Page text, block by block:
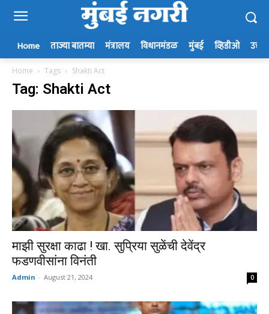
Home ताज्या बातम्या मंत्रालय विधानमंडळ मुंबई व्हिडीओ उत्तर
Home Tags Shakti Act
Tag: Shakti Act
माझी सुरक्षा काढा ! खा. सुप्रिया सुळेंची देवेंद्र
फडणवीसांना विनंती
Admin - August 21, 2024 0